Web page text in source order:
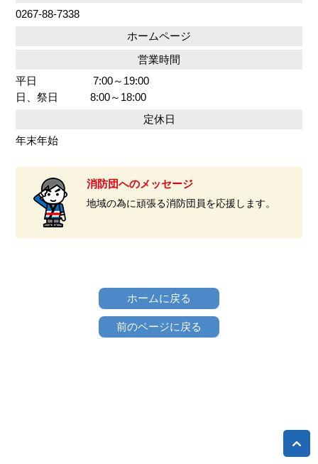
0267-88-7338
ホームページ
営業時間
平日 7:00～19:00
日、祭日 8:00～18:00
定休日
年末年始
消防団へのメッセージ
地域の為に頑張る消防団員を応援します。
ホームに戻る
前のページに戻る